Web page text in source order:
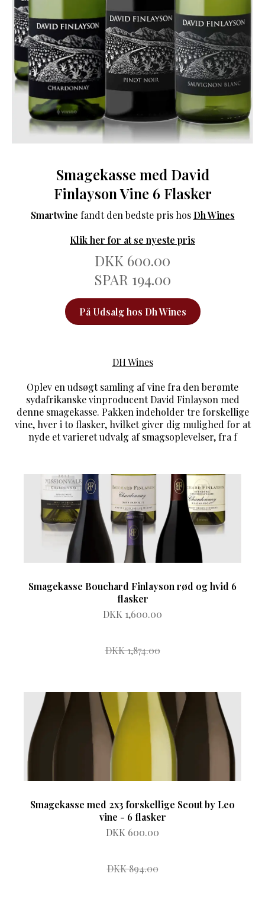
Smagekasse med David
Finlayson Vine 6 Flasker
Smartwine fandt den bedste pris hos Dh Wines
Klik her for at se nyeste pris
DKK 600.00
SPAR 194.00
På Udsalg hos Dh Wines
DH Wines
Oplev en udsøgt samling af vine fra den berømte
sydafrikanske vinproducent David Finlayson med
denne smagekasse. Pakken indeholder tre forskellige
vine, hver i to flasker, hvilket giver dig mulighed for at
nyde et varieret udvalg af smagsoplevelser, fra f
Smagekasse Bouchard Finlayson rød og hvid 6
flasker
DKK 1,600.00
DKK 1,874.00
Smagekasse med 2x3 forskellige Scout by Leo
vine - 6 flasker
DKK 600.00
DKK 894.00